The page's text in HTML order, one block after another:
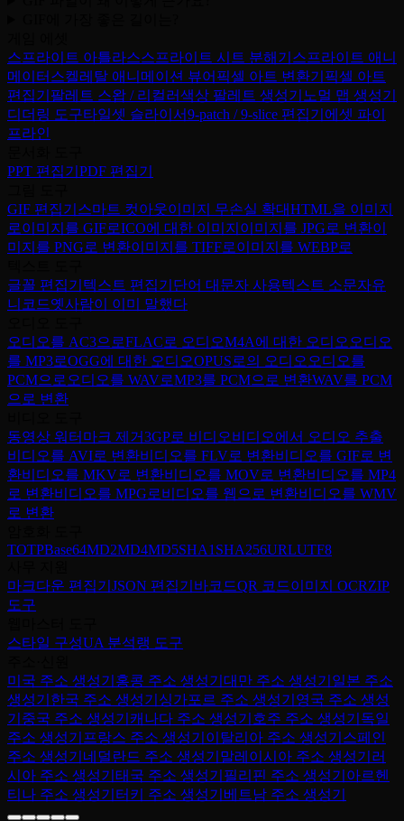
스프라이트 아틀라스스프라이트 시트 분해기 스프라이트 애니
메이터 스켈레탈 애니메이션 뷰어 픽셀 아트 변환기 픽셀 아트
편집기 팔레트 스왑 / 리컬러색상 팔레트 생성기 노멀 맵 생성기
디더링 도구타일셋 슬라이서9-patch / 9-slice 편집기 에셋 파이
프라인
PPT 편집기 PDF 편집기
GIF 편집기 스마트 컷아웃이미지 무손실 확대HTML을 이미지
로이미지를 GIF로ICO에 대한 이미지 이미지를 JPG로 변환이
미지를 PNG로 변환이미지를 TIFF로이미지를 WEBP로
글꼴 편집기 텍스트 편집기 단어 대문자 사용텍스트 소문자유
니코드옛사람이 이미 말했다
오디오를 AC3으로FLAC로 오디오M4A에 대한 오디오 오디오
를 MP3로OGG에 대한 오디오OPUS로의 오디오 오디오를
PCM으로 오디오를 WAV로MP3를 PCM으로 변환WAV를 PCM
으로 변환
동영상 워터마크 제거3GP로 비디오비디오에서 오디오 추출
비디오를 AVI로 변환비디오를 FLV로 변환비디오를 GIF로 변
환비디오를 MKV로 변환비디오를 MOV로 변환비디오를 MP4
로 변환비디오를 MPG로비디오를 웹으로 변환비디오를 WMV
로 변환
TOTPBase64MD2MD4MD5SHA1 SHA256URLUTF8
마크다운 편집기 JSON 편집기 바코드QR 코드이미지 OCRZIP
도구
스타일 구성UA 분석랭 도구
미국 주소 생성기 홍콩 주소 생성기 대만 주소 생성기 일본 주소
생성기 한국 주소 생성기 싱가포르 주소 생성기 영국 주소 생성
기 중국 주소 생성기 캐나다 주소 생성기 호주 주소 생성기 독일
주소 생성기 프랑스 주소 생성기 이탈리아 주소 생성기 스페인
주소 생성기 네덜란드 주소 생성기 말레이시아 주소 생성기 러
시아 주소 생성기 태국 주소 생성기 필리핀 주소 생성기 아르헨
티나 주소 생성기 터키 주소 생성기 베트남 주소 생성기